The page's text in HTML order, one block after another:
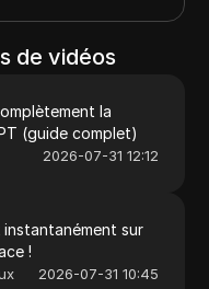
de vidéos
la
(guide complet)
2026-07-31 12:12
sur
!
2026-07-31 10:45